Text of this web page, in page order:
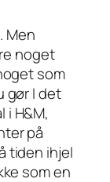
Men
noget
som
gør I det
i H&M,
på
tiden ihjel
som en